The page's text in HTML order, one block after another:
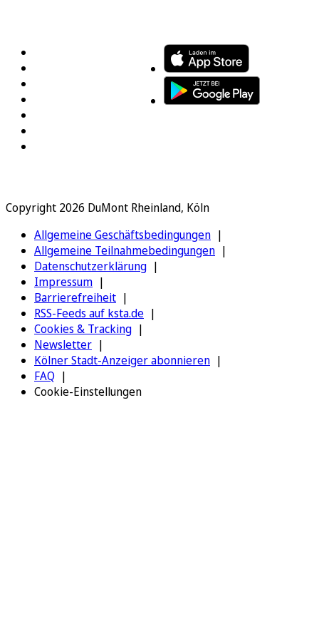
Copyright 2026 DuMont Rheinland, Köln
Allgemeine Geschäftsbedingungen
Allgemeine Teilnahmebedingungen
Datenschutzerklärung
Impressum
Barrierefreiheit
RSS-Feeds auf ksta.de
Cookies & Tracking
Newsletter
Kölner Stadt-Anzeiger abonnieren
FAQ
Cookie-Einstellungen